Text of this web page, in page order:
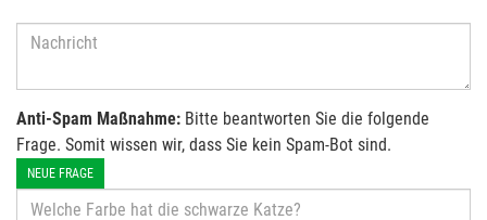
Anti-Spam Maßnahme: Bitte beantworten Sie die folgende
Frage. Somit wissen wir, dass Sie kein Spam-Bot sind.
NEUE FRAGE